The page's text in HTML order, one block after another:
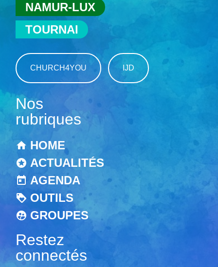
NAMUR-LUX
TOURNAI
CHURCH4YOU IJD
Nos
rubriques
HOME
ACTUALITÉS
AGENDA
OUTILS
GROUPES
Restez
connectés